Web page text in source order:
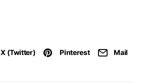
X (Twitter) Pinterest Mail